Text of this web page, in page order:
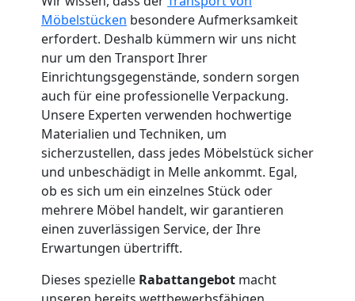
Möbelstücken besondere Aufmerksamkeit
erfordert. Deshalb kümmern wir uns nicht
nur um den Transport Ihrer
Einrichtungsgegenstände, sondern sorgen
auch für eine professionelle Verpackung.
Unsere Experten verwenden hochwertige
Materialien und Techniken, um
sicherzustellen, dass jedes Möbelstück sicher
und unbeschädigt in Melle ankommt. Egal,
ob es sich um ein einzelnes Stück oder
mehrere Möbel handelt, wir garantieren
einen zuverlässigen Service, der Ihre
Erwartungen übertrifft.
Dieses spezielle Rabattangebot macht
Leonding
Umzug
und
Lagerung
Leonding
Full-